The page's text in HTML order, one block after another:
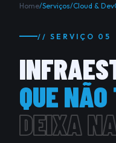
Home/Serviços/Cloud &
// SERVIÇO 05
QUE
DEIXA